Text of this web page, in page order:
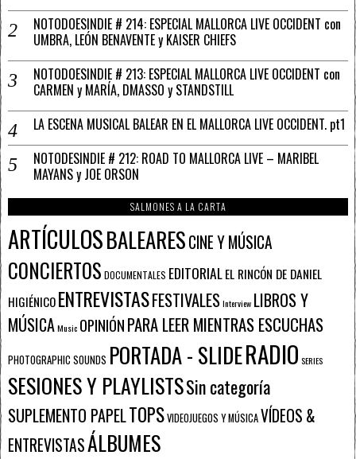
NOTODOESINDIE # 214: ESPECIAL MALLORCA LIVE OCCIDENT con
UMBRA, LEÓN BENAVENTE y KAISER CHIEFS
NOTODOESINDIE # 213: ESPECIAL MALLORCA LIVE OCCIDENT con
CARMEN y MARÍA, DMASSO y STANDSTILL
LA ESCENA MUSICAL BALEAR EN EL MALLORCA LIVE OCCIDENT. pt1
NOTODESINDIE # 212: ROAD TO MALLORCA LIVE – MARIBEL
MAYANS y JOE ORSON
SALMONES A LA CARTA
ARTÍCULOSBALEARESCINE Y MÚSICA
CONCIERTOS DOCUMENTALES EDITORIALEL RINCÓN DE DANIEL
HIGIÉNICOENTREVISTASFESTIVALESInterview LIBROS Y
MÚSICAMusic OPINIÓNPARA LEER MIENTRAS ESCUCHAS
PHOTOGRAPHIC SOUNDS PORTADA - SLIDERADIO SERIES
SESIONES Y PLAYLISTSSin categoría
SUPLEMENTO PAPELTOPSVIDEOJUEGOS Y MÚSICAVÍDEOS &
ENTREVISTASÁLBUMES